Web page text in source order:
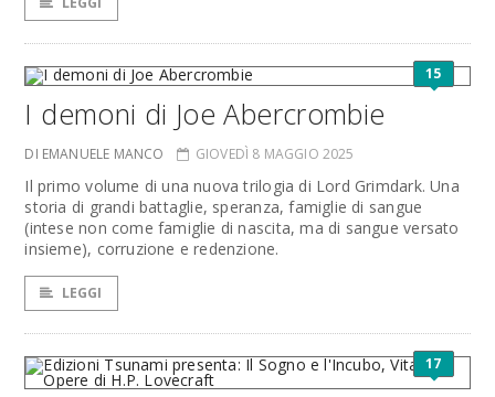
15
I demoni di Joe Abercrombie
DI EMANUELE MANCO GIOVEDÌ 8 MAGGIO 2025
Il primo volume di una nuova trilogia di Lord Grimdark. Una
storia di grandi battaglie, speranza, famiglie di sangue
(intese non come famiglie di nascita, ma di sangue versato
insieme), corruzione e redenzione.
LEGGI
17